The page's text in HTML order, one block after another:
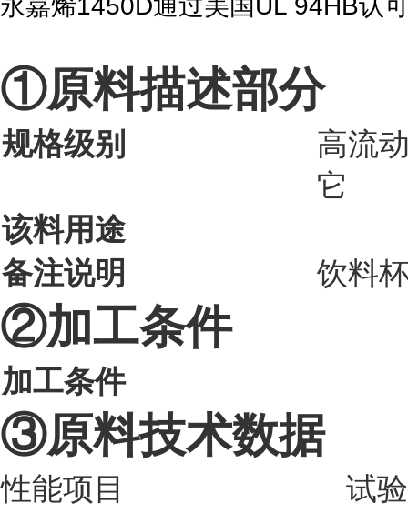
①原料描述部分
规格级别
高流
它
该料用途
备注说明
饮料
②加工条件
加工条件
③原料技术数据
性能项目
试